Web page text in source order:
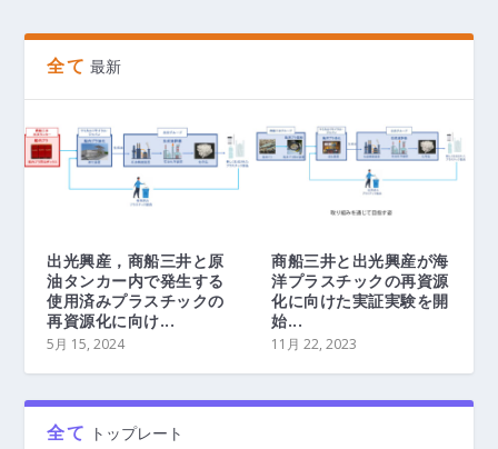
全て 最新
出光興産，商船三井と原
油タンカー内で発生する
使用済みプラスチックの
再資源化に向け...
5月 15, 2024
商船三井と出光興産が海
洋プラスチックの再資源
化に向けた実証実験を開
始...
11月 22, 2023
全て トップレート